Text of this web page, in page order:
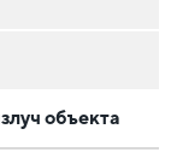
объекта